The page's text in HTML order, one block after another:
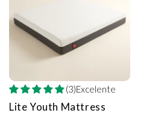
(3)Excelente
Lite Youth Mattress